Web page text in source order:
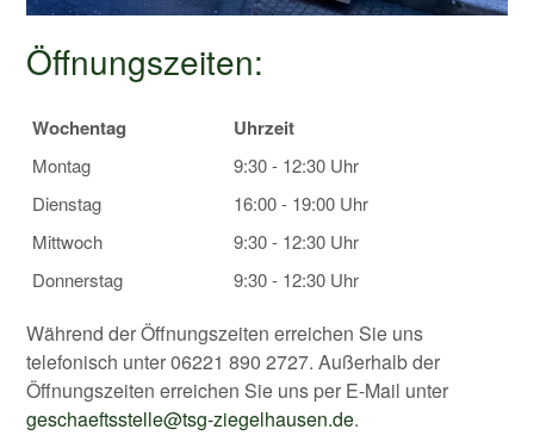
Öffnungszeiten:
Wochentag Uhrzeit
Montag
9:30 - 12:30 Uhr
Dienstag
16:00 - 19:00 Uhr
Mittwoch
9:30 - 12:30 Uhr
Donnerstag
9:30 - 12:30 Uhr
Während der Öffnungszeiten erreichen Sie uns
telefonisch unter 06221 890 2727. Außerhalb der
Öffnungszeiten erreichen Sie uns per E-Mail unter
geschaeftsstelle@tsg-ziegelhausen.de.